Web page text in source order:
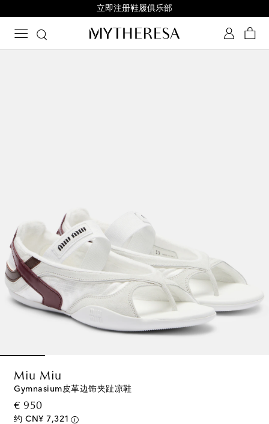
立即注册鞋履俱乐部
Miu Miu
Gymnasium皮革边饰夹趾凉鞋
€ 950original price
约 CN¥ 7,321